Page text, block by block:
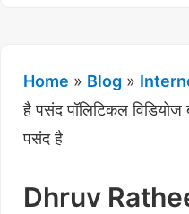
Home » Blog »
है पसंद पॉलिटिकल विडियोज
पसंद है
Dhruv